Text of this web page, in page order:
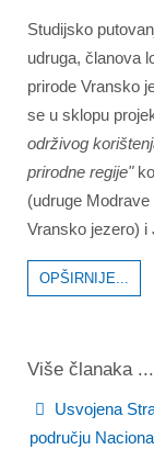
Studijsko
udruga, članova
prirode Vransko
se u sklopu
održivog
prirodne regije"
(udruge
Vransko jezero) i
OPŠIRNIJE...
Više članaka ...
Usvojena
području